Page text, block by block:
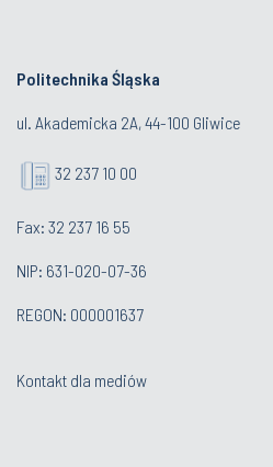
Politechnika Śląska
ul. Akademicka 2A, 44-100 Gliwice
32 237 10 00
Fax: 32 237 16 55
NIP: 631-020-07-36
REGON: 000001637
Kontakt dla mediów